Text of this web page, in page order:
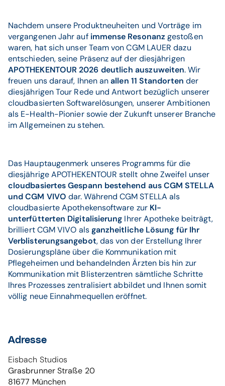
Nachdem unsere Produktneuheiten und Vorträge im
vergangenen Jahr auf immense Resonanz gestoßen
waren, hat sich unser Team von CGM LAUER dazu
entschieden, seine Präsenz auf der diesjährigen
APOTHEKENTOUR 2026 deutlich auszuweiten. Wir
freuen uns darauf, Ihnen anallen 11 Standorten der
diesjährigen Tour Rede und Antwort bezüglich unserer
cloudbasierten Softwarelösungen, unserer Ambitionen
als E-Health-Pionier sowie der Zukunft unserer Branche
im Allgemeinen zu stehen.
Das Hauptaugenmerk unseres Programms für die
diesjährige APOTHEKENTOUR stellt ohne Zweifel unser
cloudbasiertes Gespann bestehend aus CGM STELLA
und CGM VIVO dar. Während CGM STELLA als
cloudbasierte Apothekensoftware zur KI-
unterfütterten Digitalisierung Ihrer Apotheke beiträgt,
brilliert CGM VIVO alsganzheitliche Lösung für Ihr
Verblisterungsangebot, das von der Erstellung Ihrer
Dosierungspläne über die Kommunikation mit
Pflegeheimen und behandelnden Ärzten bis hin zur
Kommunikation mit Blisterzentren sämtliche Schritte
Ihres Prozesses zentralisiert abbildet und Ihnen somit
völlig neue Einnahmequellen eröffnet.
Adresse
Eisbach Studios
Grasbrunner Straße 20
81677 München